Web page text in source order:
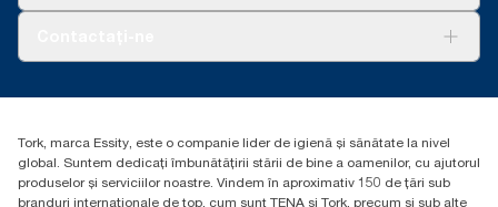
Essity Hungary Kft. Professional Hygiene
Budakeszi út 51.
Tork, marca Essity, este o companie lider de igienă și sănătate la nivel
global. Suntem dedicați îmbunătățirii stării de bine a oamenilor, cu ajutorul
produselor și serviciilor noastre. Vindem în aproximativ 150 de țări sub
branduri internaționale de top, cum sunt TENA și Tork, precum și sub alte